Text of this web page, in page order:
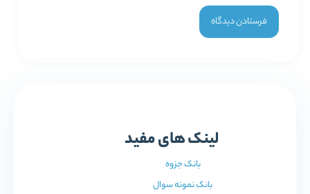
لینک های مفید
بانک جزوه
بانک نمونه سوال